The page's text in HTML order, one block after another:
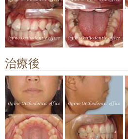
治療後
顎関節症の治療
料金について